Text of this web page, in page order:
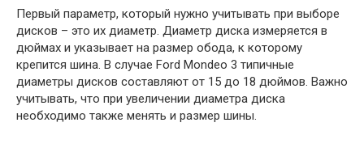
Первый параметр, который нужно учитывать при выборе
дисков – это их диаметр. Диаметр диска измеряется в
дюймах и указывает на размер обода, к которому
крепится шина. В случае Ford Mondeo 3 типичные
диаметры дисков составляют от 15 до 18 дюймов. Важно
учитывать, что при увеличении диаметра диска
необходимо также менять и размер шины.